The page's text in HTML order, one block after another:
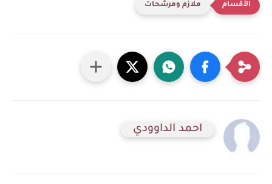
ملازم ومرشحات
احمد الداوودي